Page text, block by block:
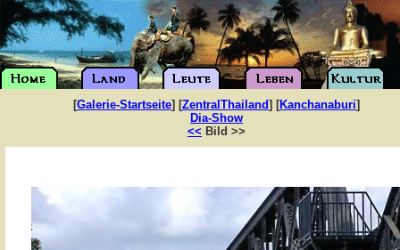
[Galerie-Startseite] [ZentralThailand] [Kanchanaburi]
Dia-Show
<< Bild >>